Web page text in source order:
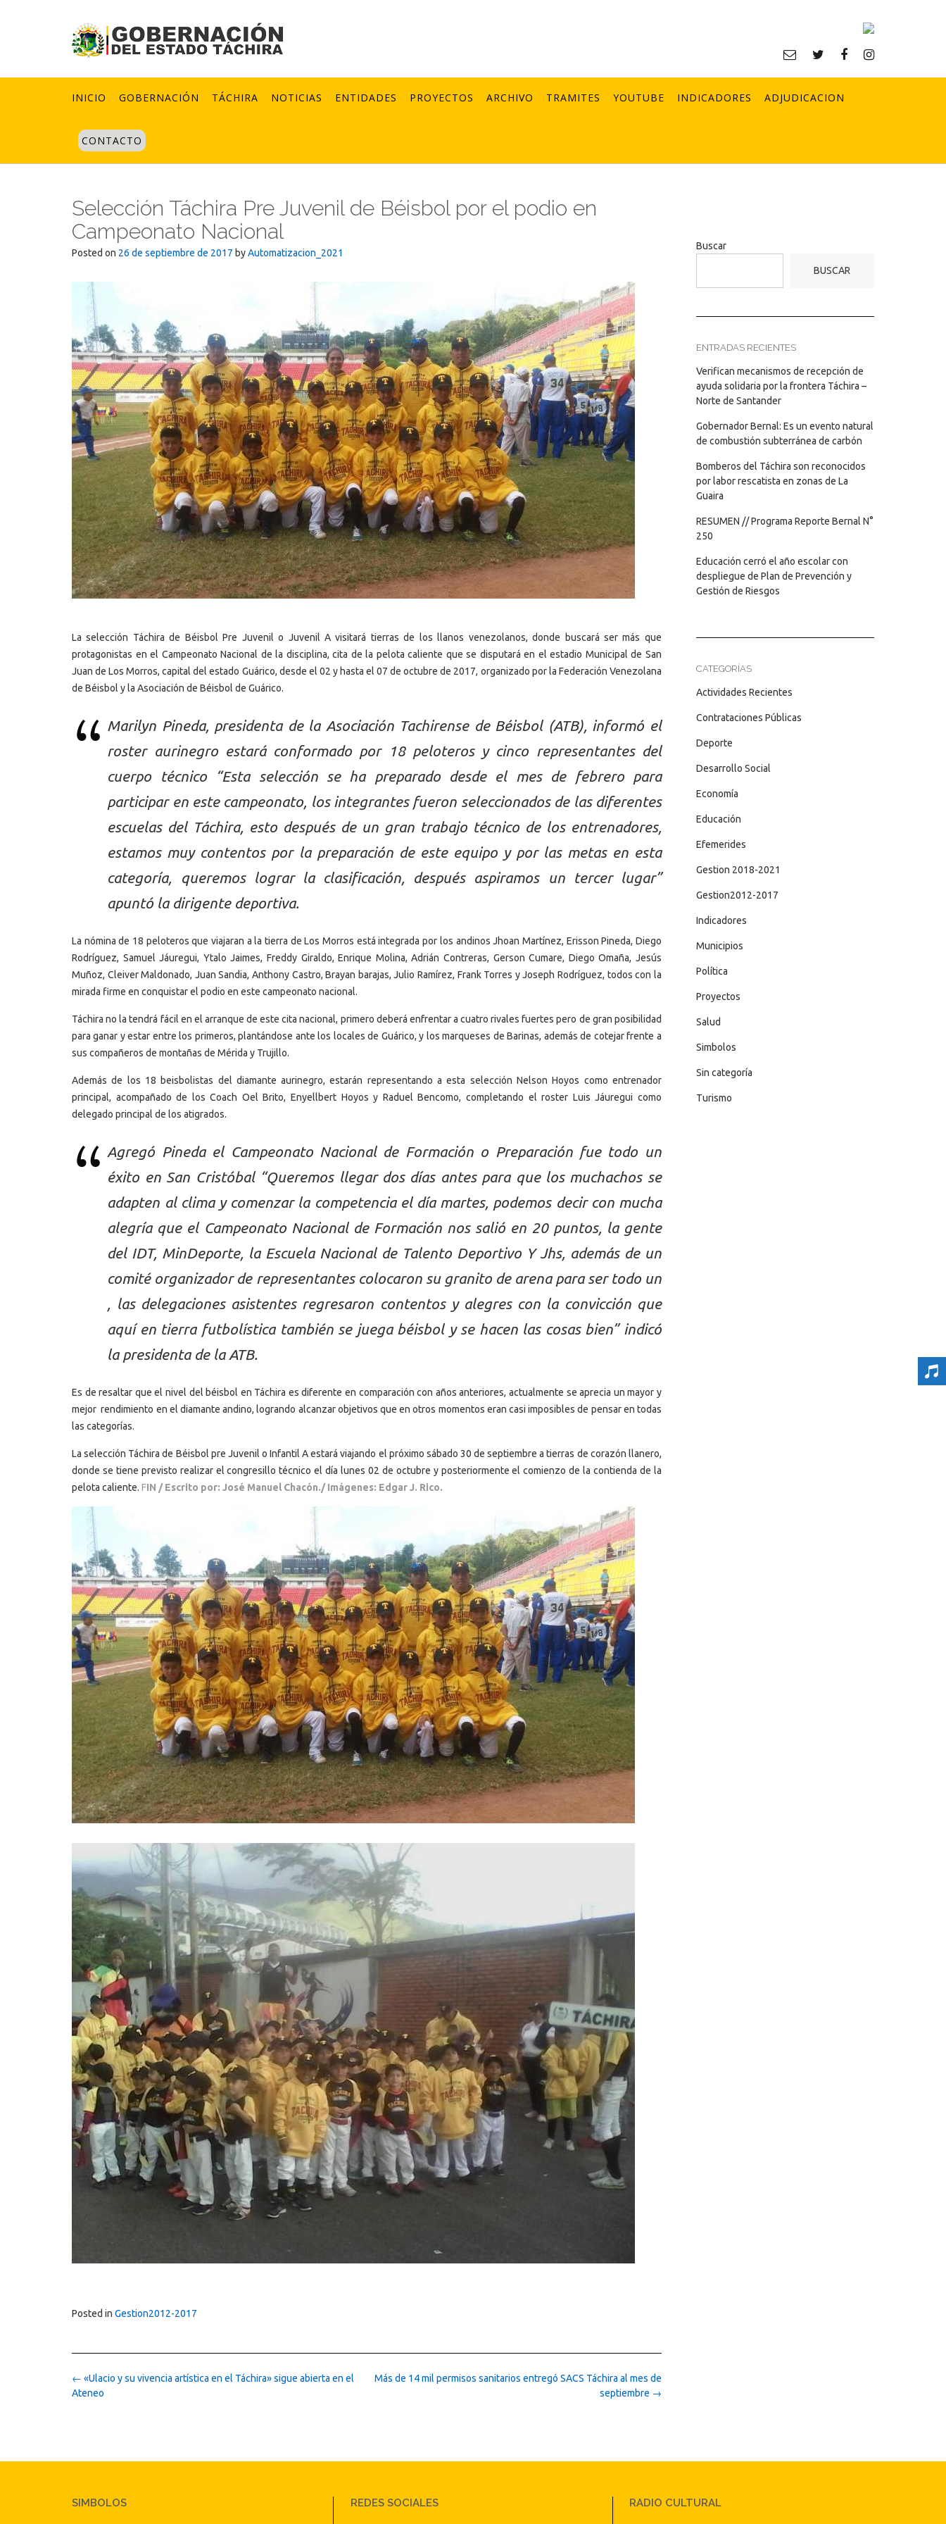
INICIO GOBERNACIÓN TÁCHIRA NOTICIAS ENTIDADES PROYECTOS ARCHIVO TRAMITES YOUTUBE INDICADORES ADJUDICACION
CONTACTO
Selección Táchira Pre Juvenil de Béisbol por el podio en
Campeonato Nacional
Posted on 26 de septiembre de 2017 byAutomatizacion_2021
La selección Táchira de Béisbol Pre Juvenil o Juvenil A visitará tierras de los llanos venezolanos, donde buscará ser más que
protagonistas en el Campeonato Nacional de la disciplina, cita de la pelota caliente que se disputará en el estadio Municipal de San
Juan de Los Morros, capital del estado Guárico, desde el 02 y hasta el 07 de octubre de 2017, organizado por la Federación Venezolana
de Béisbol y la Asociación de Béisbol de Guárico.
Marilyn Pineda, presidenta de la Asociación Tachirense de Béisbol (ATB), informó el
roster aurinegro estará conformado por 18 peloteros y cinco representantes del
cuerpo técnico “Esta selección se ha preparado desde el mes de febrero para
participar en este campeonato, los integrantes fueron seleccionados de las diferentes
escuelas del Táchira, esto después de un gran trabajo técnico de los entrenadores,
estamos muy contentos por la preparación de este equipo y por las metas en esta
categoría, queremos lograr la clasificación, después aspiramos un tercer lugar”
apuntó la dirigente deportiva.
La nómina de 18 peloteros que viajaran a la tierra de Los Morros está integrada por los andinos Jhoan Martínez, Erisson Pineda, Diego
Rodríguez, Samuel Jáuregui, Ytalo Jaimes, Freddy Giraldo, Enrique Molina, Adrián Contreras, Gerson Cumare, Diego Omaña, Jesús
Muñoz, Cleiver Maldonado, Juan Sandia, Anthony Castro, Brayan barajas, Julio Ramírez, Frank Torres y Joseph Rodríguez, todos con la
mirada firme en conquistar el podio en este campeonato nacional.
Táchira no la tendrá fácil en el arranque de este cita nacional, primero deberá enfrentar a cuatro rivales fuertes pero de gran posibilidad
para ganar y estar entre los primeros, plantándose ante los locales de Guárico, y los marqueses de Barinas, además de cotejar frente a
sus compañeros de montañas de Mérida y Trujillo.
Además de los 18 beisbolistas del diamante aurinegro, estarán representando a esta selección Nelson Hoyos como entrenador
principal, acompañado de los Coach Oel Brito, Enyellbert Hoyos y Raduel Bencomo, completando el roster Luis Jáuregui como
delegado principal de los atigrados.
Agregó Pineda el Campeonato Nacional de Formación o Preparación fue todo un
éxito en San Cristóbal “Queremos llegar dos días antes para que los muchachos se
adapten al clima y comenzar la competencia el día martes, podemos decir con mucha
alegría que el Campeonato Nacional de Formación nos salió en 20 puntos, la gente
del IDT, MinDeporte, la Escuela Nacional de Talento Deportivo Y Jhs, además de un
comité organizador de representantes colocaron su granito de arena para ser todo un
, las delegaciones asistentes regresaron contentos y alegres con la convicción que
aquí en tierra futbolística también se juega béisbol y se hacen las cosas bien” indicó
la presidenta de la ATB.
Es de resaltar que el nivel del béisbol en Táchira es diferente en comparación con años anteriores, actualmente se aprecia un mayor y
mejor rendimiento en el diamante andino, logrando alcanzar objetivos que en otros momentos eran casi imposibles de pensar en todas
las categorías.
La selección Táchira de Béisbol pre Juvenil o Infantil A estará viajando el próximo sábado 30 de septiembre a tierras de corazón llanero,
donde se tiene previsto realizar el congresillo técnico el día lunes 02 de octubre y posteriormente el comienzo de la contienda de la
pelota caliente. FIN / Escrito por: José Manuel Chacón./Imágenes: Edgar J. Rico.
Posted in Gestion2012-2017
Post
navigation
Más de 14 mil permisos sanitarios entregó SACS Táchira al mes de
septiembre →
← «Ulacio y su vivencia artística en el Táchira» sigue abierta en el
Ateneo
Buscar
BUSCAR
ENTRADAS RECIENTES
Verifican mecanismos de recepción de
ayuda solidaria por la frontera Táchira –
Norte de Santander
Gobernador Bernal: Es un evento natural
de combustión subterránea de carbón
Bomberos del Táchira son reconocidos
por labor rescatista en zonas de La
Guaira
RESUMEN // Programa Reporte Bernal N°
250
Educación cerró el año escolar con
despliegue de Plan de Prevención y
Gestión de Riesgos
CATEGORÍAS
Actividades Recientes
Contrataciones Públicas
Deporte
Desarrollo Social
Economía
Educación
Efemerides
Gestion 2018-2021
Gestion2012-2017
Indicadores
Municipios
Política
Proyectos
Salud
Simbolos
Sin categoría
Turismo
SIMBOLOS REDES SOCIALES RADIO CULTURAL